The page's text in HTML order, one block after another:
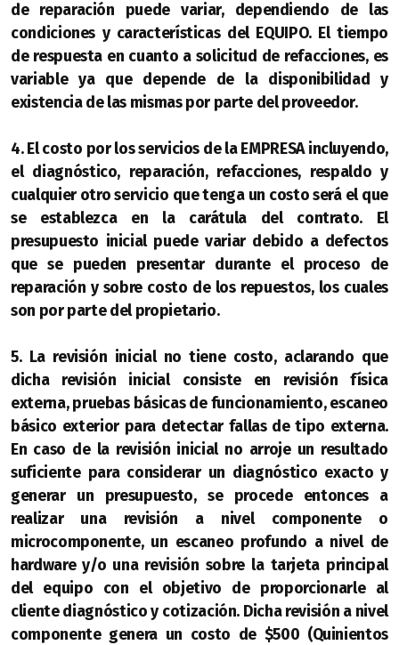
de reparación puede variar, dependiendo de las
condiciones y características del EQUIPO. El tiempo
de respuesta en cuanto a solicitud de refacciones, es
variable ya que depende de la disponibilidad y
existencia de las mismas por parte del proveedor.
4. El costo por los servicios de la EMPRESA incluyendo,
el diagnóstico, reparación, refacciones, respaldo y
cualquier otro servicio que tenga un costo será el que
se establezca en la carátula del contrato. El
presupuesto inicial puede variar debido a defectos
que se pueden presentar durante el proceso de
reparación y sobre costo de los repuestos, los cuales
son por parte del propietario.
5. La revisión inicial no tiene costo, aclarando que
dicha revisión inicial consiste en revisión física
externa, pruebas básicas de funcionamiento, escaneo
básico exterior para detectar fallas de tipo externa.
En caso de la revisión inicial no arroje un resultado
suficiente para considerar un diagnóstico exacto y
generar un presupuesto, se procede entonces a
realizar una revisión a nivel componente o
microcomponente, un escaneo profundo a nivel de
hardware y/o una revisión sobre la tarjeta principal
del equipo con el objetivo de proporcionarle al
cliente diagnóstico y cotización. Dicha revisión a nivel
componente genera un costo de $500 (Quinientos